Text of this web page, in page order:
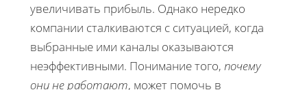
увеличивать прибыль. Однако нередко
компании сталкиваются с ситуацией, когда
выбранные ими каналы оказываются
неэффективными. Понимание того, почему
они не работают, может помочь в